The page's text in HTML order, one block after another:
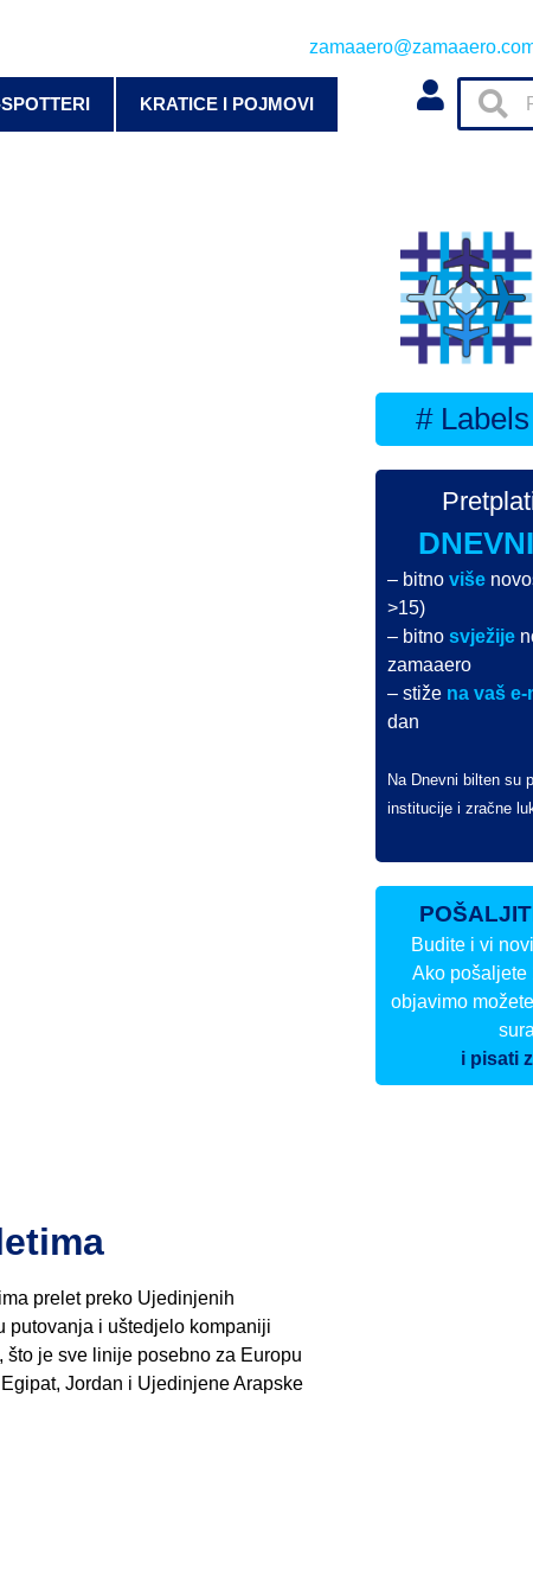
KRATICE I POJMOVI
prelet preko Ujedinjenih
putovanja i uštedjelo kompaniji
je sve linije posebno za Europu
Jordan i Ujedinjene Arapske
#
– bitnoviše
>15)
– bitnosvježije
zamaaero
– stiže na vaš e-
dan
Na Dnevni bilten su
institucije i zračne
Budite i vi
Ako pošaljete
objavimo
i pisati